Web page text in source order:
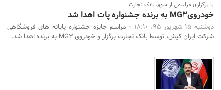
با برگزاری مراسمی از سوی بانک تجارت
خودرویMG3 به برنده جشنواره پات اهدا شد
دوشنبه 15 شهریور 95، 18:10 -
مراسم جایزه جشنواره پایانه های فروشگاهی
شرکت ایران کیش، توسط بانک تجارت برگزار و خودروی MG3 به برنده اهدا شد.